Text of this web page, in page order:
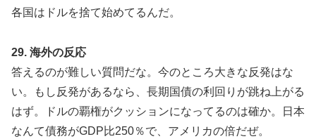
各国はドルを捨て始めてるんだ。
29. 海外の反応
答えるのが難しい質問だな。今のところ大きな反発はな
い。もし反発があるなら、長期国債の利回りが跳ね上がる
はず。ドルの覇権がクッションになってるのは確か。日本
なんて債務がGDP比250％で、アメリカの倍だぜ。